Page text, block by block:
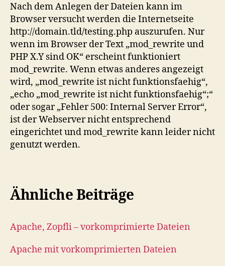
Nach dem Anlegen der Dateien kann im
Browser versucht werden die Internetseite
http://domain.tld/testing.php auszurufen. Nur
wenn im Browser der Text „mod_rewrite und
PHP X.Y sind OK“ erscheint funktioniert
mod_rewrite. Wenn etwas anderes angezeigt
wird, „mod_rewrite ist nicht funktionsfaehig“,
„echo „mod_rewrite ist nicht funktionsfaehig“;“
oder sogar „Fehler 500: Internal Server Error“,
ist der Webserver nicht entsprechend
eingerichtet und mod_rewrite kann leider nicht
genutzt werden.
Ähnliche Beiträge
Apache, Zopfli – vorkomprimierte Dateien
Apache mit vorkomprimierten Dateien